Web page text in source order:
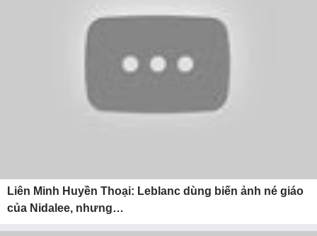
Liên Minh Huyền Thoại: Leblanc dùng biến ảnh né giáo
của Nidalee, nhưng…